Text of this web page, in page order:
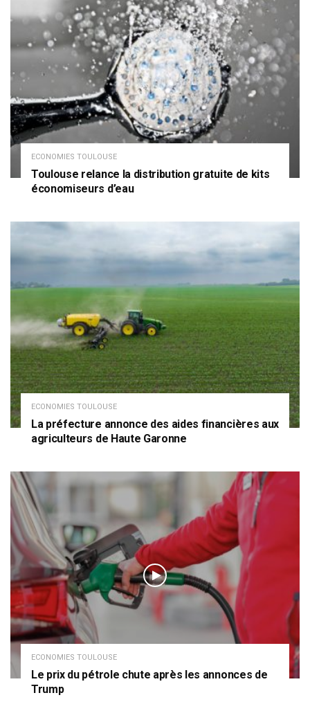
ECONOMIES TOULOUSE
Toulouse relance la distribution gratuite de kits
économiseurs d’eau
ECONOMIES TOULOUSE
La préfecture annonce des aides financières aux
agriculteurs de Haute Garonne
ECONOMIES TOULOUSE
Le prix du pétrole chute après les annonces de
Trump